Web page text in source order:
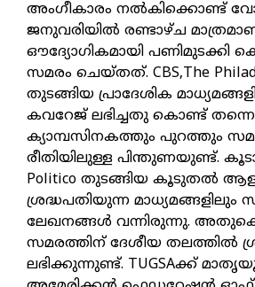
അംഗീകാരം നൽകിക്കൊണ്ട്
ജനുവരിയിൽ രണ്ടാഴ്ച
ഔദ്യോഗികമായി
സമരം ചെയ്തത്. CBS,The
തുടങ്ങിയ പ്രാദേശിക
കവറേജ് ലഭിച്ചതു കൊണ്ട് തന്നെ
ക്യാമ്പസിനകത്തും പുറത്തും
രീതിയിലുള്ള പിന്തുണയുണ്ട്.
Politico തുടങ്ങിയ കൂടുതൽ
ശ്രദ്ധപതിയുന്ന മാധ്യമങ്ങളിലും
ലേഖനങ്ങൾ വന്നിരുന്നു.
സമരത്തിന് ദേശീയ തലത്തിൽ
ലഭിക്കുന്നുണ്ട്. TUGSAക്ക്